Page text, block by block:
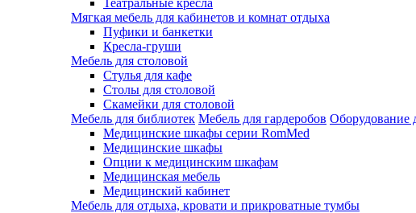
Театральные кресла
Мягкая мебель для кабинетов и комнат отдыха
Пуфики и банкетки
Кресла-груши
Мебель для столовой
Cтулья для кафе
Cтолы для столовой
Скамейки для столовой
Мебель для библиотек Мебель для гардеробов Оборудование
Медицинские шкафы серии RomMed
Медицинские шкафы
Опции к медицинским шкафам
Медицинская мебель
Медицинский кабинет
Мебель для отдыха, кровати и прикроватные тумбы